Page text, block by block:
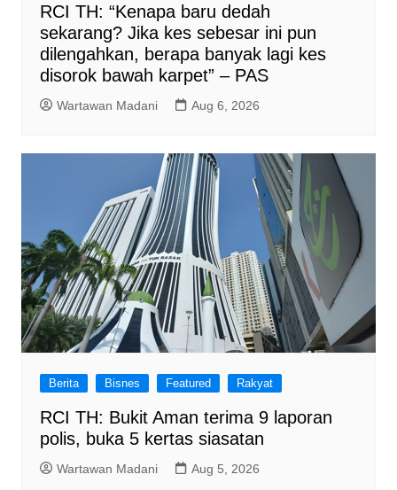
RCI TH: “Kenapa baru dedah
sekarang? Jika kes sebesar ini pun
dilengahkan, berapa banyak lagi kes
disorok bawah karpet” – PAS
Wartawan Madani Aug 6, 2026
Berita Bisnes Featured Rakyat
RCI TH: Bukit Aman terima 9 laporan
polis, buka 5 kertas siasatan
Wartawan Madani Aug 5, 2026